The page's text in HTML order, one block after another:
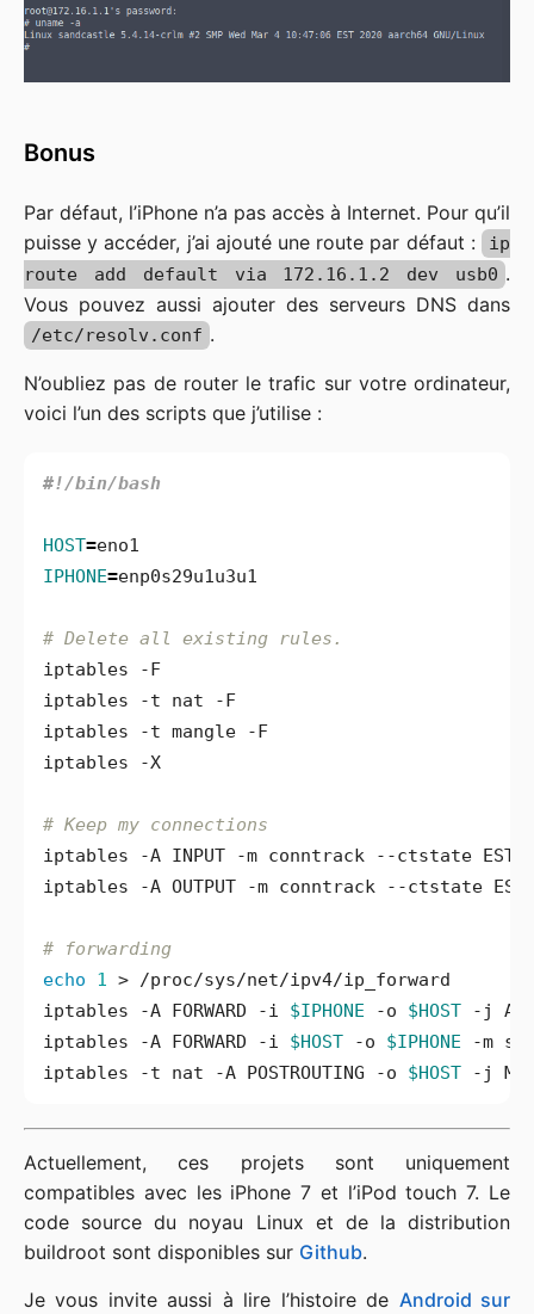
Bonus
Par défaut, l’iPhone n’a pas accès à Internet. Pour qu’il
puisse y accéder, j’ai ajouté une route par défaut :
ip
route add default via 172.16.1.2 dev usb0 .
Vous pouvez aussi ajouter des serveurs DNS dans
/etc/resolv.conf .
N’oubliez pas de router le trafic sur votre ordinateur,
voici l’un des scripts que j’utilise :
HOST=
IPHONE=
# Delete all existing rules.
# Keep my connections
# forwarding
echo
1
iptables -A FORWARD -i $IPHONE -o $HOST
iptables -A FORWARD -i $HOST -o $IPHONE
iptables -t nat -A POSTROUTING -o $HOST
Actuellement, ces projets sont uniquement
compatibles avec les iPhone 7 et l’iPod touch 7. Le
code source du noyau Linux et de la distribution
buildroot sont disponibles sur Github.
Je vous invite aussi à lire l’histoire de Android sur